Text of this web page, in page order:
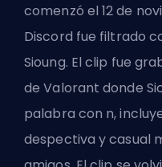
comenzó el 12 de
Discord fue filtrado
Sioung. El clip fue
de Valorant donde
palabra con n,
despectiva y casual